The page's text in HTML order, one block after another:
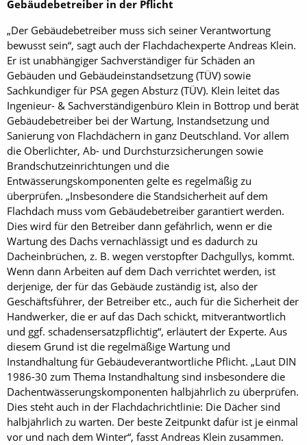
Gebäudebetreiber in der Pflicht
„Der Gebäudebetreiber muss sich seiner Verantwortung
bewusst sein“, sagt auch der Flachdachexperte Andreas Klein.
Er ist unabhängiger Sachverständiger für Schäden an
Gebäuden und Gebäudeinstandsetzung (TÜV) sowie
Sachkundiger für PSA gegen Absturz (TÜV). Klein leitet das
Ingenieur- & Sachverständigenbüro Klein in Bottrop und berät
Gebäudebetreiber bei der Wartung, Instandsetzung und
Sanierung von Flachdächern in ganz Deutschland. Vor allem
die Oberlichter, Ab- und Durchsturzsicherungen sowie
Brandschutzeinrichtungen und die
Entwässerungskomponenten gelte es regelmäßig zu
überprüfen. „Insbesondere die Standsicherheit auf dem
Flachdach muss vom Gebäudebetreiber garantiert werden.
Dies wird für den Betreiber dann gefährlich, wenn er die
Wartung des Dachs vernachlässigt und es dadurch zu
Dacheinbrüchen, z. B. wegen verstopfter Dachgullys, kommt.
Wenn dann Arbeiten auf dem Dach verrichtet werden, ist
derjenige, der für das Gebäude zuständig ist, also der
Geschäftsführer, der Betreiber etc., auch für die Sicherheit der
Handwerker, die er auf das Dach schickt, mitverantwortlich
und ggf. schadensersatzpflichtig“, erläutert der Experte. Aus
diesem Grund ist die regelmäßige Wartung und
Instandhaltung für Gebäudeverantwortliche Pflicht. „Laut DIN
1986-30 zum Thema Instandhaltung sind insbesondere die
Dachentwässerungskomponenten halbjährlich zu überprüfen.
Dies steht auch in der Flachdachrichtlinie: Die Dächer sind
halbjährlich zu warten. Der beste Zeitpunkt dafür ist je einmal
vor und nach dem Winter“, fasst Andreas Klein zusammen.